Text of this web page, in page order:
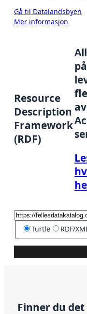
Gå til Datalandsbyen
Mer informasjon
Resource
Description
Framework
(RDF)
Turtle RDF/
Finner du